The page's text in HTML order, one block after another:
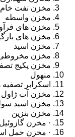
مخزن نفت خام
مخزن واسطه
مخزن های
مخزن های
مخزن اسید
مخزن مخروطی
مخزن پکیج
منهول
اسکرابر تصفیه
مخزن آب ژاول
مخزن اسید
مخزن بنزین
· مخزن گازوئیل
· مخزن حمل